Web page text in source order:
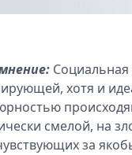
Социальная
хотя и
смелой, на
за